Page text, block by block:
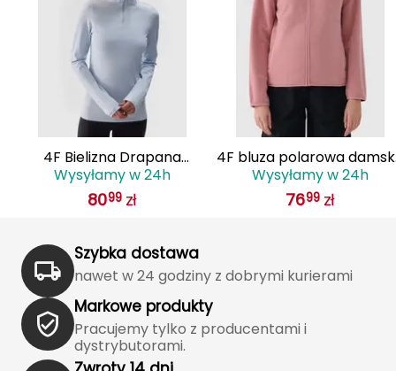
Hydro Flask
INNY
Icebreaker
Icestorm
4F Bielizna Drapana
koszulka F070 niebieska
Wysyłamy w 24h
8099 zł
4F bluza polarowa
polar
różowy
Wysyłamy w 24h
7699 zł
Szybka dostawa
nawet w 24 godziny z dobrymi kurierami
Markowe produkty
Pracujemy tylko z producentami i
dystrybutorami.